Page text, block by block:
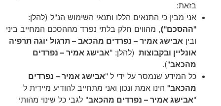
בזאת:
אני מבין כי התנאים הללו ותנאי השימוש הנ"ל (להלן:
"ההסכם"), מהווים חלק בלתי נפרד מההסכם המחייב ביני
ובין אבישג אמיר – נפרדים מהכאב – תרגול יוגה תרפיה
אונליין ובקבוצות (להלן: "אבישג אמיר – נפרדים
מהכאב").
כל המידע שנמסר על ידי ל "אבישג אמיר – נפרדים
מהכאב" הינו אמת ונכון ואני מתחייב להודיע מיידית ל
"אבישג אמיר – נפרדים מהכאב" לגבי כל שינוי מהותי